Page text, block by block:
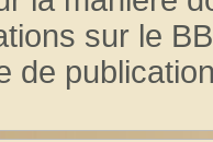
sur le
de